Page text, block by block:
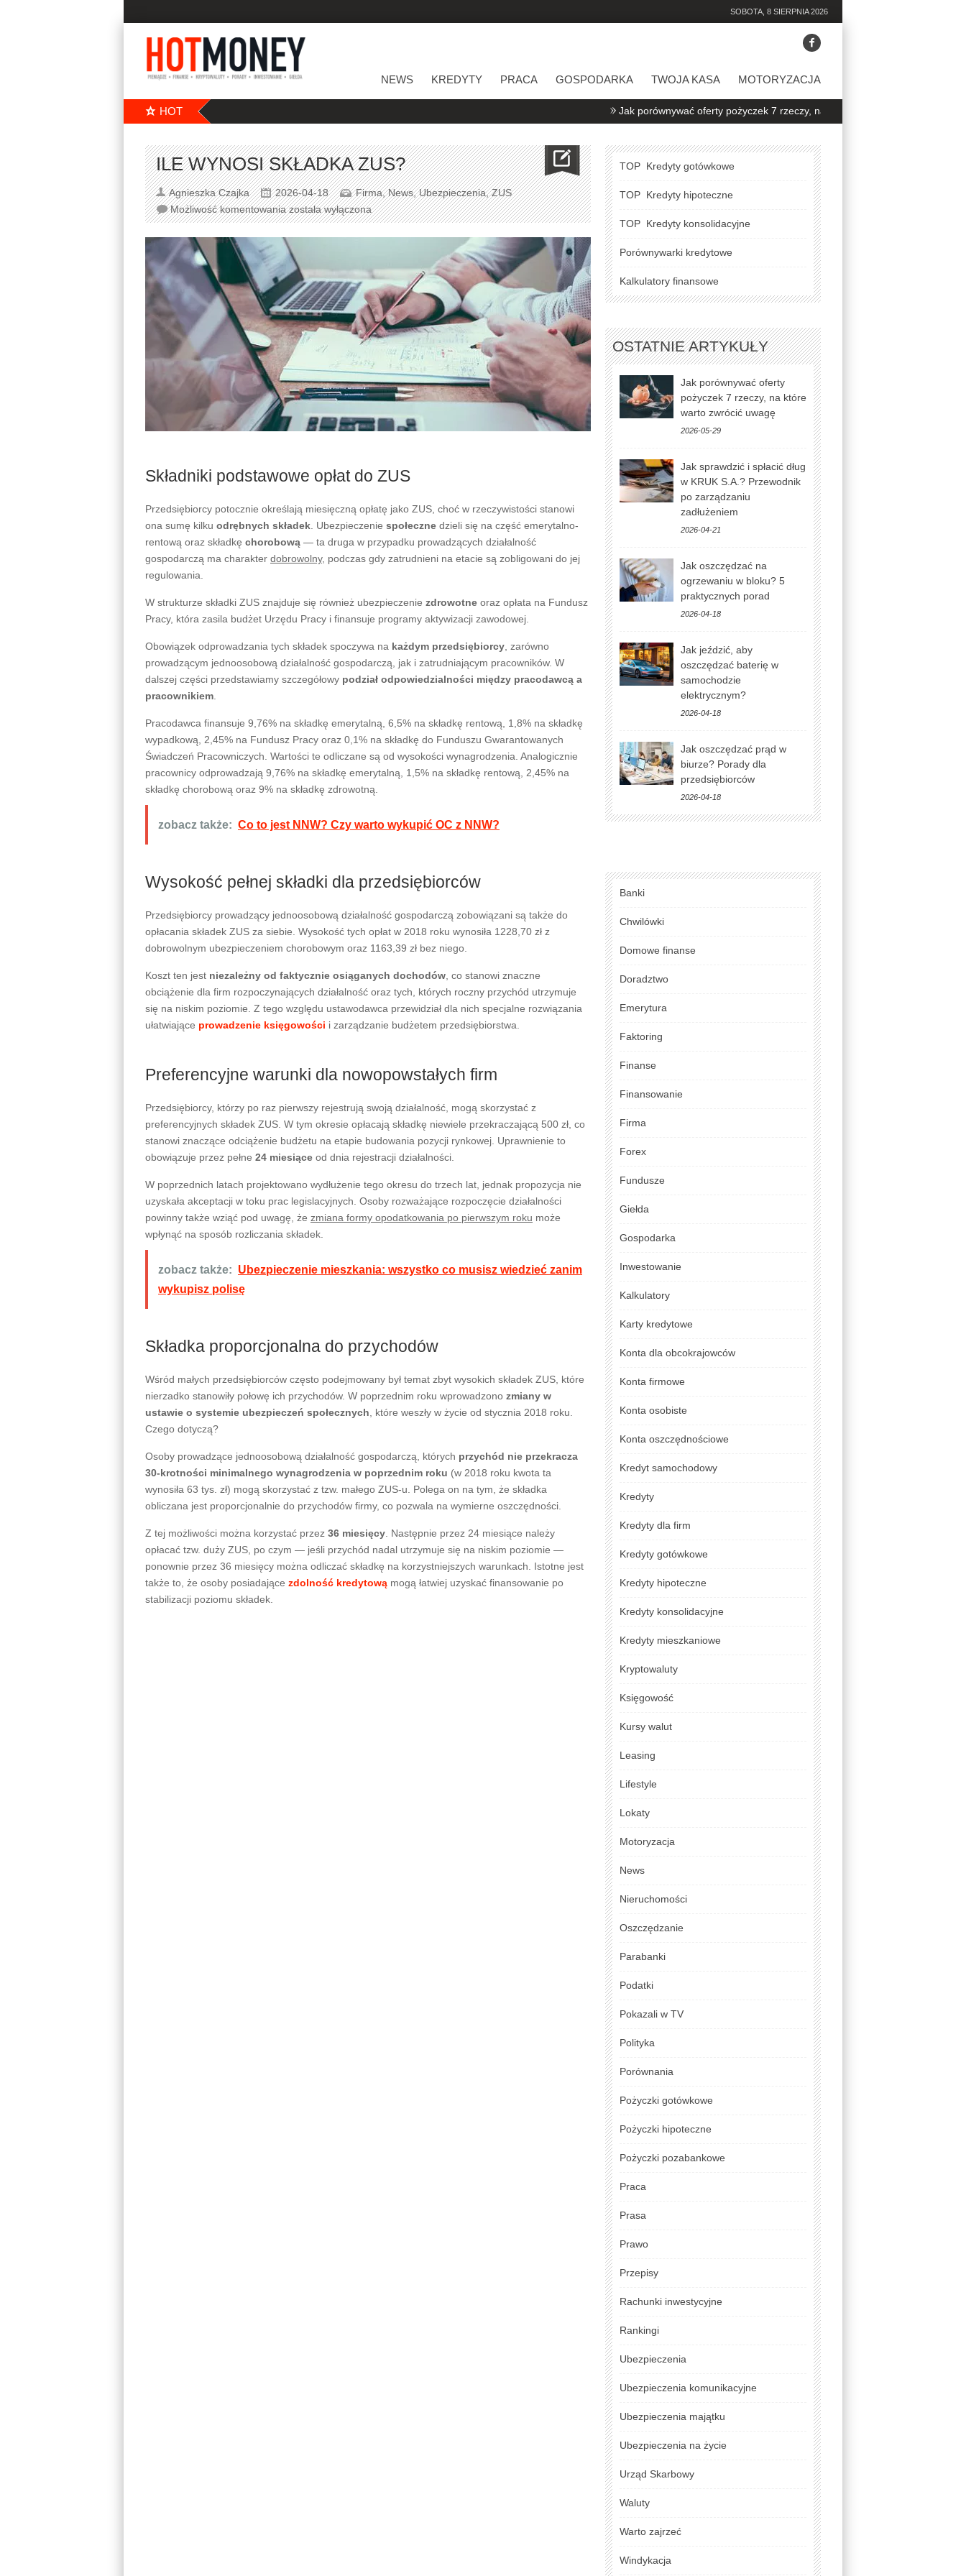
SOBOTA, 8 SIERPNIA 2026
NEWS KREDYTY PRACA GOSPODARKA TWOJA KASA MOTORYZACJA
HOT Jak porównywać oferty pożyczek 7 rzeczy, na które warto zwrócić uwagę
ILE WYNOSI SKŁADKA ZUS?
Agnieszka Czajka 2026-04-18 Firma,News,Ubezpieczenia,ZUS
Możliwość komentowaniazostała wyłączona
Składniki podstawowe opłat do ZUS
Przedsiębiorcy potocznie określają miesięczną opłatę jako ZUS, choć w rzeczywistości stanowi
ona sumę kilku odrębnych składek . Ubezpieczenie społeczne dzieli się na część emerytalno-
rentową oraz składkę chorobową — ta druga w przypadku prowadzących działalność
gospodarczą ma charakter dobrowolny, podczas gdy zatrudnieni na etacie są zobligowani do jej
regulowania.
W strukturze składki ZUS znajduje się również ubezpieczenie zdrowotne oraz opłata na Fundusz
Pracy, która zasila budżet Urzędu Pracy i finansuje programy aktywizacji zawodowej.
Obowiązek odprowadzania tych składek spoczywa na każdym przedsiębiorcy , zarówno
prowadzącym jednoosobową działalność gospodarczą, jak i zatrudniającym pracowników. W
dalszej części przedstawiamy szczegółowy podział odpowiedzialności między pracodawcą a
pracownikiem
Pracodawca finansuje 9,76% na składkę emerytalną, 6,5% na składkę rentową, 1,8% na składkę
wypadkową, 2,45% na Fundusz Pracy oraz 0,1% na składkę do Funduszu Gwarantowanych
Świadczeń Pracowniczych. Wartości te odliczane są od wysokości wynagrodzenia. Analogicznie
pracownicy odprowadzają 9,76% na składkę emerytalną, 1,5% na składkę rentową, 2,45% na
składkę chorobową oraz 9% na składkę zdrowotną.
zobacz także: Co to jest NNW? Czy warto wykupić OC z NNW?
Wysokość pełnej składki dla przedsiębiorców
Przedsiębiorcy prowadzący jednoosobową działalność gospodarczą zobowiązani są także do
opłacania składek ZUS za siebie. Wysokość tych opłat w 2018 roku wynosiła 1228,70 zł z
dobrowolnym ubezpieczeniem chorobowym oraz 1163,39 zł bez niego.
Koszt ten jest niezależny od faktycznie osiąganych dochodów , co stanowi znaczne
obciążenie dla firm rozpoczynających działalność oraz tych, których roczny przychód utrzymuje
się na niskim poziomie. Z tego względu ustawodawca przewidział dla nich specjalne rozwiązania
ułatwiające prowadzenie księgowości i zarządzanie budżetem przedsiębiorstwa.
Preferencyjne warunki dla nowopowstałych firm
Przedsiębiorcy, którzy po raz pierwszy rejestrują swoją działalność, mogą skorzystać z
preferencyjnych składek ZUS. W tym okresie opłacają składkę niewiele przekraczającą 500 zł, co
stanowi znaczące odciążenie budżetu na etapie budowania pozycji rynkowej. Uprawnienie to
obowiązuje przez pełne 24 miesiące od dnia rejestracji działalności.
W poprzednich latach projektowano wydłużenie tego okresu do trzech lat, jednak propozycja nie
uzyskała akceptacji w toku prac legislacyjnych. Osoby rozważające rozpoczęcie działalności
powinny także wziąć pod uwagę, że zmiana formy opodatkowania po pierwszym roku może
wpłynąć na sposób rozliczania składek.
zobacz także: Ubezpieczenie mieszkania: wszystko co musisz wiedzieć zanim
wykupisz polisę
Składka proporcjonalna do przychodów
Wśród małych przedsiębiorców często podejmowany był temat zbyt wysokich składek ZUS, które
nierzadko stanowiły połowę ich przychodów. W poprzednim roku wprowadzono zmiany w
ustawie o systemie ubezpieczeń społecznych , które weszły w życie od stycznia 2018 roku.
Czego dotyczą?
Osoby prowadzące jednoosobową działalność gospodarczą, których przychód nie przekracza
30-krotności minimalnego wynagrodzenia w poprzednim roku (w 2018 roku kwota ta
wynosiła 63 tys. zł) mogą skorzystać z tzw. małego ZUS-u. Polega on na tym, że składka
obliczana jest proporcjonalnie do przychodów firmy, co pozwala na wymierne oszczędności.
Z tej możliwości można korzystać przez 36 miesięcy . Następnie przez 24 miesiące należy
opłacać tzw. duży ZUS, po czym — jeśli przychód nadal utrzymuje się na niskim poziomie —
ponownie przez 36 miesięcy można odliczać składkę na korzystniejszych warunkach. Istotne jest
także to, że osoby posiadające zdolność kredytową mogą łatwiej uzyskać finansowanie po
stabilizacji poziomu składek.
TOP Kredyty gotówkowe
TOP Kredyty hipoteczne
TOP Kredyty konsolidacyjne
Porównywarki kredytowe
Kalkulatory finansowe
OSTATNIE ARTYKUŁY
Jak porównywać oferty
pożyczek 7 rzeczy, na które
warto zwrócić uwagę
2026-05-29
Jak sprawdzić i spłacić dług
w KRUK S.A.? Przewodnik
po zarządzaniu
zadłużeniem
2026-04-21
Jak oszczędzać na
ogrzewaniu w bloku? 5
praktycznych porad
2026-04-18
Jak jeździć, aby
oszczędzać baterię w
samochodzie
elektrycznym?
2026-04-18
Jak oszczędzać prąd w
biurze? Porady dla
przedsiębiorców
2026-04-18
Banki
Chwilówki
Domowe finanse
Doradztwo
Emerytura
Faktoring
Finanse
Finansowanie
Firma
Forex
Fundusze
Giełda
Gospodarka
Inwestowanie
Kalkulatory
Karty kredytowe
Konta dla obcokrajowców
Konta firmowe
Konta osobiste
Konta oszczędnościowe
Kredyt samochodowy
Kredyty
Kredyty dla firm
Kredyty gotówkowe
Kredyty hipoteczne
Kredyty konsolidacyjne
Kredyty mieszkaniowe
Kryptowaluty
Księgowość
Kursy walut
Leasing
Lifestyle
Lokaty
Motoryzacja
News
Nieruchomości
Oszczędzanie
Parabanki
Podatki
Pokazali w TV
Polityka
Porównania
Pożyczki gotówkowe
Pożyczki hipoteczne
Pożyczki pozabankowe
Praca
Prasa
Prawo
Przepisy
Rachunki inwestycyjne
Rankingi
Ubezpieczenia
Ubezpieczenia komunikacyjne
Ubezpieczenia majątku
Ubezpieczenia na życie
Urząd Skarbowy
Waluty
Warto zajrzeć
Windykacja